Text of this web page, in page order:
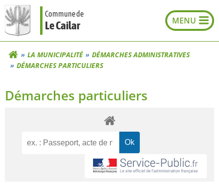
Aller
au
contenu
Commune de
Le Cailar
LA MUNICIPALITÉ
DÉMARCHES ADMINISTRATIVES
DÉMARCHES PARTICULIERS
Démarches particuliers